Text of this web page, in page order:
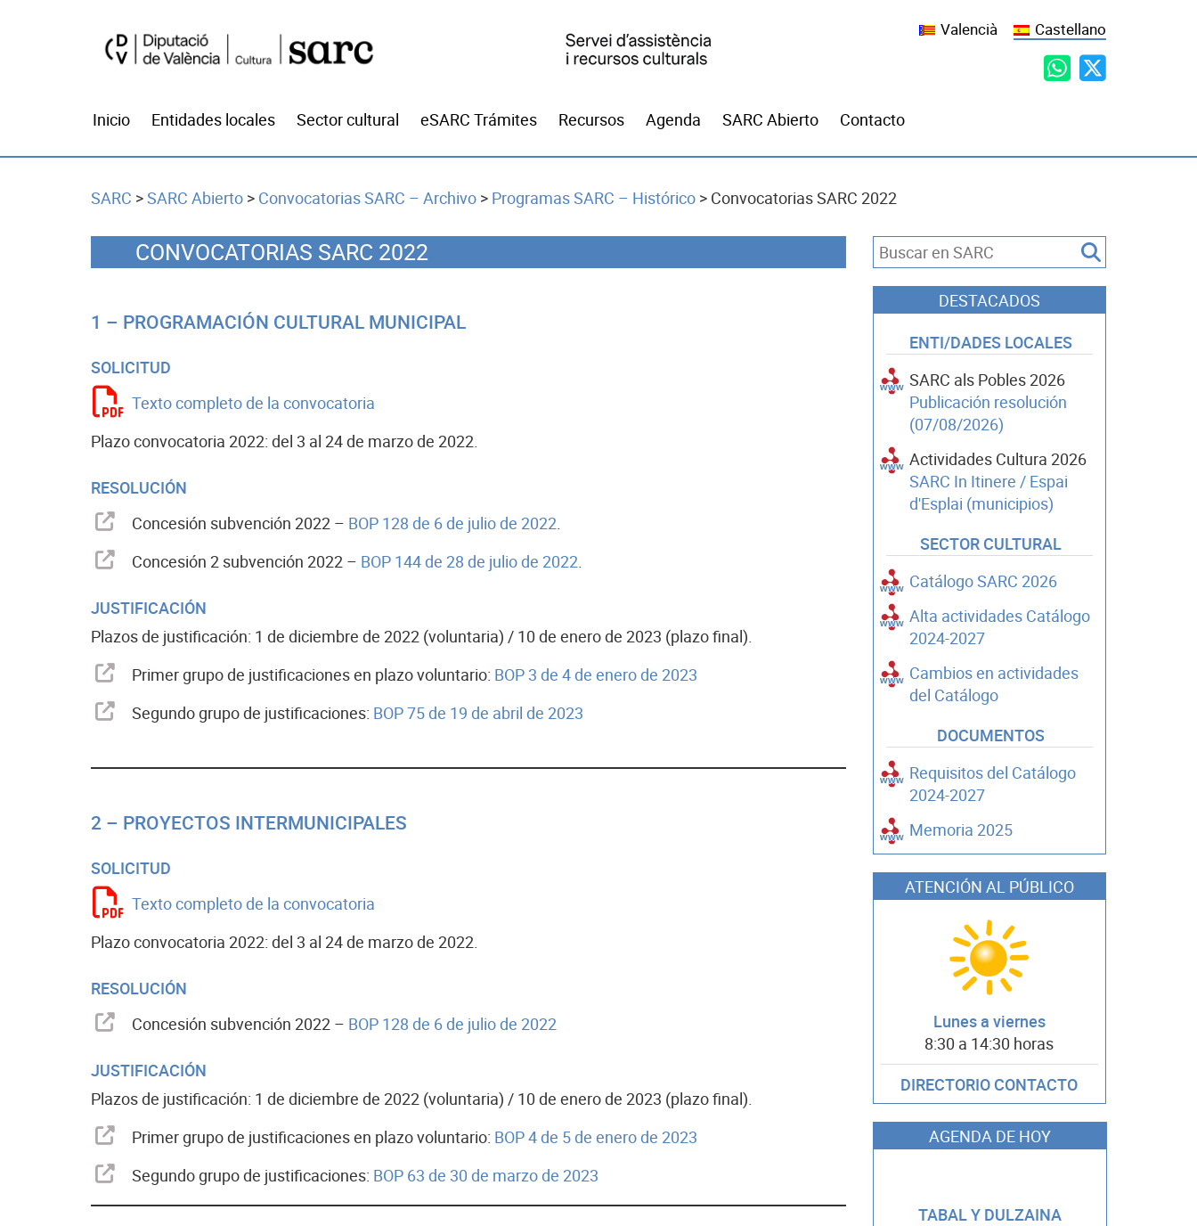
Valencià Castellano
Inicio Entidades locales Sector cultural eSARC Trámites Recursos Agenda SARC Abierto Contacto
SARC >SARC Abierto > Convocatorias SARC – Archivo > Programas SARC – Histórico > Convocatorias SARC 2022
CONVOCATORIAS SARC 2022
1 – PROGRAMACIÓN CULTURAL MUNICIPAL
SOLICITUD
Texto completo de la convocatoria
Plazo convocatoria 2022: del 3 al 24 de marzo de 2022.
RESOLUCIÓN
Concesión subvención 2022 – BOP 128 de 6 de julio de 2022
Concesión 2 subvención 2022 – BOP 144 de 28 de julio de 2022
JUSTIFICACIÓN
Plazos de justificación: 1 de diciembre de 2022 (voluntaria) / 10 de enero de 2023 (plazo final).
Primer grupo de justificaciones en plazo voluntario: BOP 3 de 4 de enero de 2023
Segundo grupo de justificaciones: BOP 75 de 19 de abril de 2023
2 – PROYECTOS INTERMUNICIPALES
SOLICITUD
Texto completo de la convocatoria
Plazo convocatoria 2022: del 3 al 24 de marzo de 2022.
RESOLUCIÓN
Concesión subvención 2022 – BOP 128 de 6 de julio de 2022
JUSTIFICACIÓN
Plazos de justificación: 1 de diciembre de 2022 (voluntaria) / 10 de enero de 2023 (plazo final).
Primer grupo de justificaciones en plazo voluntario: BOP 4 de 5 de enero de 2023
Segundo grupo de justificaciones: BOP 63 de 30 de marzo de 2023
DESTACADOS
ENTI/DADES LOCALES
SARC als Pobles 2026
Publicación resolución
(07/08/2026)
Actividades Cultura 2026
SARC In Itinere / Espai
d'Esplai (municipios)
SECTOR CULTURAL
Catálogo SARC 2026
Alta actividades Catálogo
2024-2027
Cambios en actividades
del Catálogo
DOCUMENTOS
Requisitos del Catálogo
2024-2027
Memoria 2025
ATENCIÓN AL PÚBLICO
Lunes a viernes
8:30 a 14:30 horas
DIRECTORIO CONTACTO
AGENDA DE HOY
TABAL Y DULZAINA